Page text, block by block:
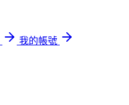
我的帳號